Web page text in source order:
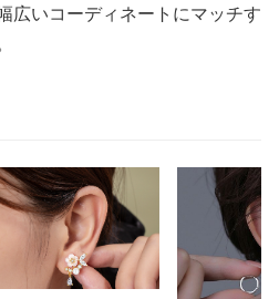
広いコーディネートにマッチす